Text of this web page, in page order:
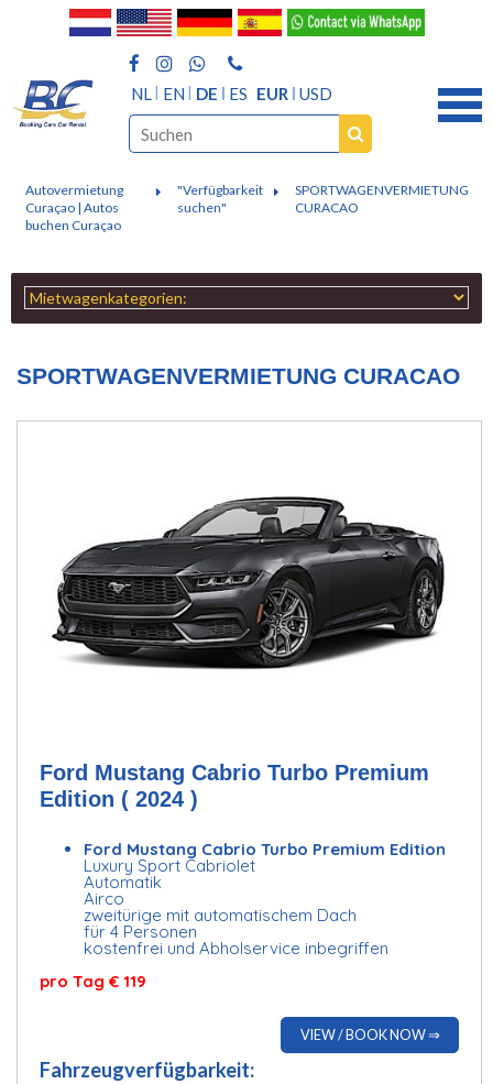
NL EN DE ES EUR USD
Autovermietung
Curaçao | Autos
buchen Curaçao
"Verfügbarkeit
suchen"
SPORTWAGENVERMIETUNG
CURACAO
SPORTWAGENVERMIETUNG CURACAO
Ford Mustang Cabrio Turbo Premium
Edition ( 2024 )
Ford Mustang Cabrio Turbo Premium Edition
Luxury Sport Cabriolet
Automatik
Airco
zweitürige mit automatischem Dach
für 4 Personen
kostenfrei und Abholservice inbegriffen
pro Tag € 119
VIEW / BOOK NOW ⇒
Fahrzeugverfügbarkeit: